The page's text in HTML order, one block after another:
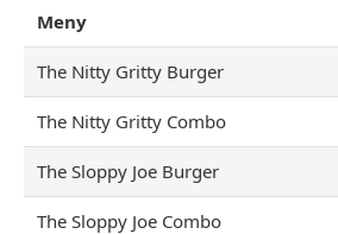
Meny
The Nitty Gritty Burger
The Nitty Gritty Combo
The Sloppy Joe Burger
The Sloppy Joe Combo